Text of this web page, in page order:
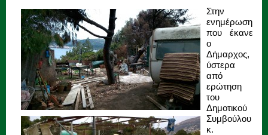
Στην
ενημέρωση
που έκανε
ο
Δήμαρχος,
ύστερα
από
ερώτηση
του
Δημοτικού
Συμβούλου
κ.